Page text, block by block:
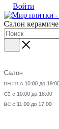
Войти
Салон
Салон
ПН-ПТ с 10:00 до
СБ с 10:00 до 18:00
ВС с 11:00 до 17:00